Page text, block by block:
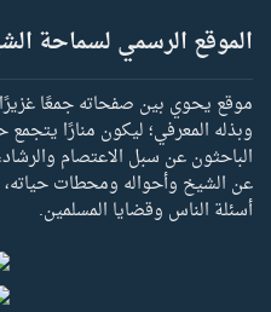
الموقع الرسمي لسماحة
موقع يحوي بين صفحاته جمعًا
وبذله المعرفي؛ ليكون منارًا يتجمع
الباحثون عن سبل الاعتصام
عن الشيخ وأحواله ومحطات حياته،
أسئلة الناس وقضايا المسلمين.